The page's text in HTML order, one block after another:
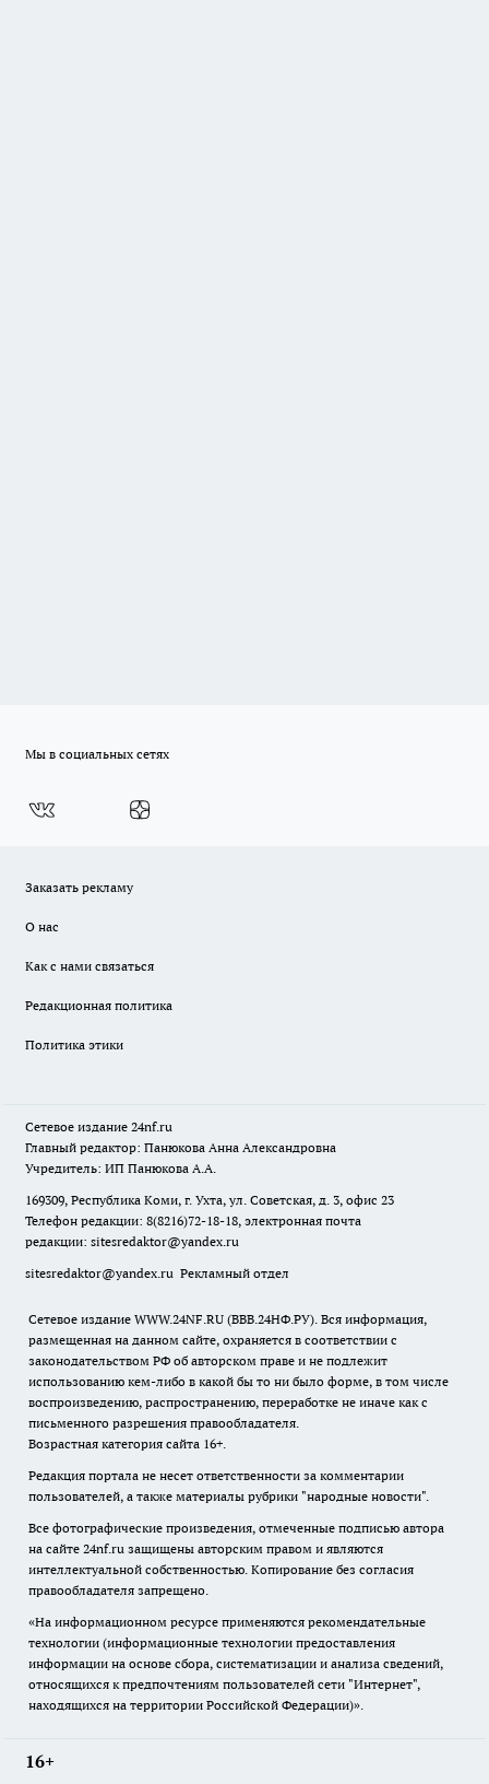
Мы в социальных сетях
Заказать рекламу
О нас
Как с нами связаться
Редакционная политика
Политика этики
Сетевое издание 24nf.ru
Главный редактор: Панюкова Анна Александровна
Учредитель: ИП Панюкова А.А.
169309, Республика Коми, г. Ухта, ул. Советская, д. 3, офис 23
Телефон редакции: 8(8216)72-18-18, электронная почта
редакции: sitesredaktor@yandex.ru
sitesredaktor@yandex.ru Рекламный отдел
Сетевое издание WWW.24NF.RU (ВВВ.24НФ.РУ). Вся информация,
размещенная на данном сайте, охраняется в соответствии с
законодательством РФ об авторском праве и не подлежит
использованию кем-либо в какой бы то ни было форме, в том числе
воспроизведению, распространению, переработке не иначе как с
письменного разрешения правообладателя.
Возрастная категория сайта 16+.
Редакция портала не несет ответственности за комментарии
пользователей, а также материалы рубрики "народные новости".
Все фотографические произведения, отмеченные подписью автора
на сайте 24nf.ru защищены авторским правом и являются
интеллектуальной собственностью. Копирование без согласия
правообладателя запрещено.
«На информационном ресурсе применяются рекомендательные
технологии (информационные технологии предоставления
информации на основе сбора, систематизации и анализа сведений,
относящихся к предпочтениям пользователей сети "Интернет",
находящихся на территории Российской Федерации)».
16+